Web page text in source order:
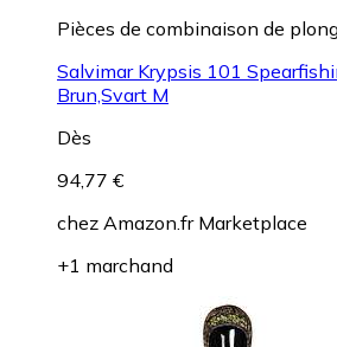
Pièces de combinaison de
Salvimar Krypsis 101
Brun,Svart M
Dès
94,77 €
chez Amazon.fr Marketplace
+1 marchand